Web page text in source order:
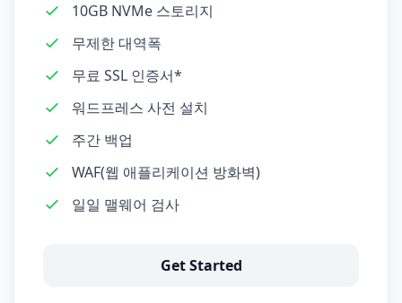
10GB NVMe 스토리지
무제한 대역폭
무료 SSL 인증서*
워드프레스 사전 설치
주간 백업
WAF(웹 애플리케이션 방화벽)
일일 맬웨어 검사
Get Started